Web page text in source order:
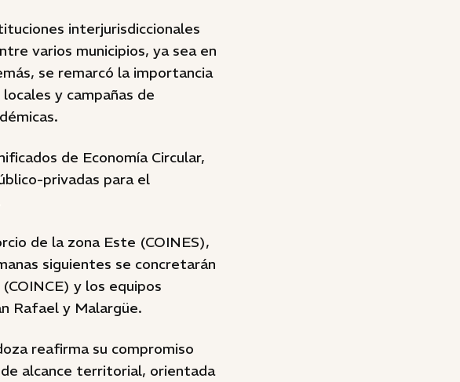
interjurisdiccionales
varios municipios, ya sea en
se remarcó la importancia
y campañas de
de Economía Circular,
privadas para el
de la zona Este (COINES),
siguientes se concretarán
y los equipos
Rafael y Malargüe.
reafirma su compromiso
alcance territorial, orientada